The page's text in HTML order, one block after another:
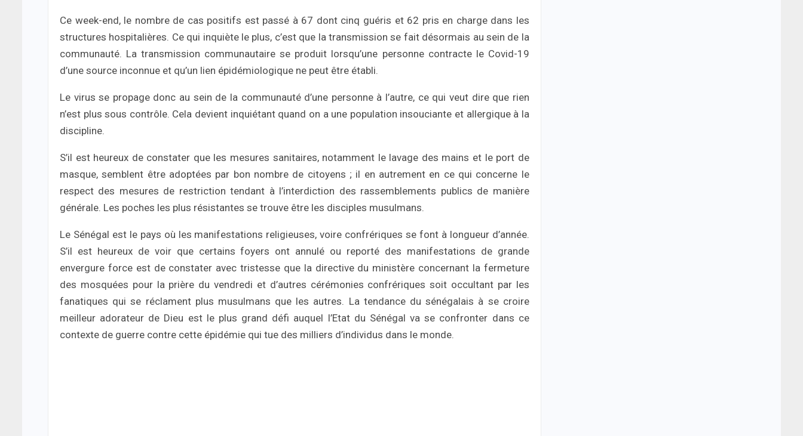
Ce week-end, le nombre de cas positifs est passé à 67 dont cinq guéris et 62 pris en charge dans les
structures hospitalières. Ce qui inquiète le plus, c’est que la transmission se fait désormais au sein de la
communauté. La transmission communautaire se produit lorsqu’une personne contracte le Covid-19
d’une source inconnue et qu’un lien épidémiologique ne peut être établi.
Le virus se propage donc au sein de la communauté d’une personne à l’autre, ce qui veut dire que rien
n’est plus sous contrôle. Cela devient inquiétant quand on a une population insouciante et allergique à la
discipline.
S’il est heureux de constater que les mesures sanitaires, notamment le lavage des mains et le port de
masque, semblent être adoptées par bon nombre de citoyens ; il en autrement en ce qui concerne le
respect des mesures de restriction tendant à l’interdiction des rassemblements publics de manière
générale. Les poches les plus résistantes se trouve être les disciples musulmans.
Le Sénégal est le pays où les manifestations religieuses, voire confrériques se font à longueur d’année.
S’il est heureux de voir que certains foyers ont annulé ou reporté des manifestations de grande
envergure force est de constater avec tristesse que la directive du ministère concernant la fermeture
des mosquées pour la prière du vendredi et d’autres cérémonies confrériques soit occultant par les
fanatiques qui se réclament plus musulmans que les autres. La tendance du sénégalais à se croire
meilleur adorateur de Dieu est le plus grand défi auquel l’Etat du Sénégal va se confronter dans ce
contexte de guerre contre cette épidémie qui tue des milliers d’individus dans le monde.